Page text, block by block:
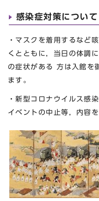
感染症対策について
・マスクを着用するなど
くとともに，当日の体調
の症状がある 方は入館を
ます。
・新型コロナウイルス感
イベントの中止等，内容